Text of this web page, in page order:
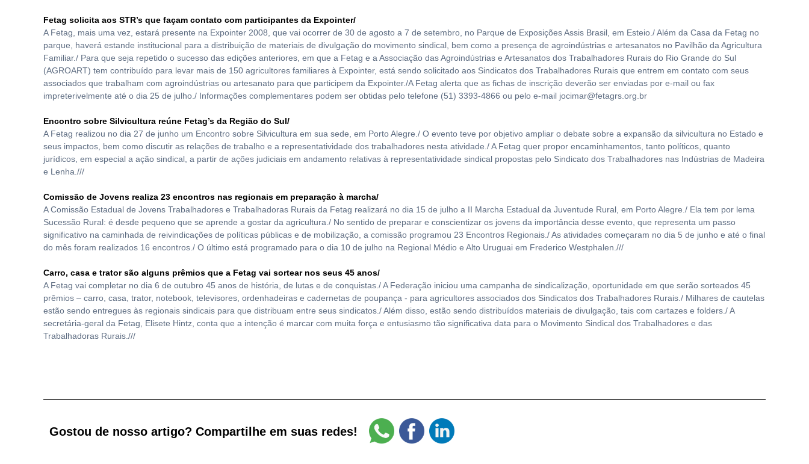
Fetag solicita aos STR’s que façam contato com participantes da Expointer/
A Fetag, mais uma vez, estará presente na Expointer 2008, que vai ocorrer de 30 de agosto a 7 de setembro, no Parque de Exposições Assis Brasil, em Esteio./ Além da Casa da Fetag no
parque, haverá estande institucional para a distribuição de materiais de divulgação do movimento sindical, bem como a presença de agroindústrias e artesanatos no Pavilhão da Agricultura
Familiar./ Para que seja repetido o sucesso das edições anteriores, em que a Fetag e a Associação das Agroindústrias e Artesanatos dos Trabalhadores Rurais do Rio Grande do Sul
(AGROART) tem contribuído para levar mais de 150 agricultores familiares à Expointer, está sendo solicitado aos Sindicatos dos Trabalhadores Rurais que entrem em contato com seus
associados que trabalham com agroindústrias ou artesanato para que participem da Expointer./A Fetag alerta que as fichas de inscrição deverão ser enviadas por e-mail ou fax
impreterivelmente até o dia 25 de julho./ Informações complementares podem ser obtidas pelo telefone (51) 3393-4866 ou pelo e-mail jocimar@fetagrs.org.br
Encontro sobre Silvicultura reúne Fetag’s da Região do Sul/
A Fetag realizou no dia 27 de junho um Encontro sobre Silvicultura em sua sede, em Porto Alegre./ O evento teve por objetivo ampliar o debate sobre a expansão da silvicultura no Estado e
seus impactos, bem como discutir as relações de trabalho e a representatividade dos trabalhadores nesta atividade./ A Fetag quer propor encaminhamentos, tanto políticos, quanto
jurídicos, em especial a ação sindical, a partir de ações judiciais em andamento relativas à representatividade sindical propostas pelo Sindicato dos Trabalhadores nas Indústrias de Madeira
e Lenha.///
Comissão de Jovens realiza 23 encontros nas regionais em preparação à marcha/
A Comissão Estadual de Jovens Trabalhadores e Trabalhadoras Rurais da Fetag realizará no dia 15 de julho a II Marcha Estadual da Juventude Rural, em Porto Alegre./ Ela tem por lema
Sucessão Rural: é desde pequeno que se aprende a gostar da agricultura./ No sentido de preparar e conscientizar os jovens da importância desse evento, que representa um passo
significativo na caminhada de reivindicações de políticas públicas e de mobilização, a comissão programou 23 Encontros Regionais./ As atividades começaram no dia 5 de junho e até o final
do mês foram realizados 16 encontros./ O último está programado para o dia 10 de julho na Regional Médio e Alto Uruguai em Frederico Westphalen.///
Carro, casa e trator são alguns prêmios que a Fetag vai sortear nos seus 45 anos/
A Fetag vai completar no dia 6 de outubro 45 anos de história, de lutas e de conquistas./ A Federação iniciou uma campanha de sindicalização, oportunidade em que serão sorteados 45
prêmios – carro, casa, trator, notebook, televisores, ordenhadeiras e cadernetas de poupança - para agricultores associados dos Sindicatos dos Trabalhadores Rurais./ Milhares de cautelas
estão sendo entregues às regionais sindicais para que distribuam entre seus sindicatos./ Além disso, estão sendo distribuídos materiais de divulgação, tais com cartazes e folders./ A
secretária-geral da Fetag, Elisete Hintz, conta que a intenção é marcar com muita força e entusiasmo tão significativa data para o Movimento Sindical dos Trabalhadores e das
Trabalhadoras Rurais.///
Gostou de nosso artigo? Compartilhe em suas redes!